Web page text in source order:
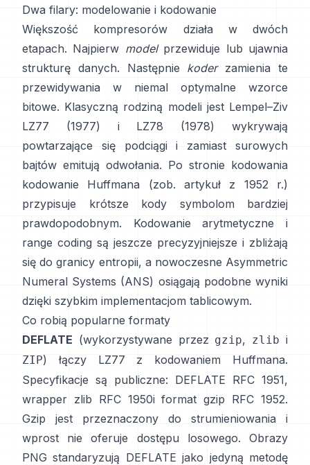
Dwa filary: modelowanie i kodowanie
Większość kompresorów działa w dwóch
etapach. Najpierw modelprzewiduje lub ujawnia
strukturę danych. Następnie koderzamienia te
przewidywania w niemal optymalne wzorce
bitowe. Klasyczną rodziną modeli jest Lempel–Ziv
LZ77 (1977)
i LZ78 (1978) wykrywają
powtarzające się podciągi i zamiast surowych
bajtów emitują odwołania. Po stronie kodowania
kodowanie Huffmana
(zob. artykuł z 1952 r.)
przypisuje krótsze kody symbolom bardziej
prawdopodobnym.
Kodowanie arytmetyczne
i
range coding są jeszcze precyzyjniejsze i zbliżają
się do granicy entropii, a nowoczesne Asymmetric
Numeral Systems (ANS) osiągają podobne wyniki
dzięki szybkim implementacjom tablicowym.
Co robią popularne formaty
DEFLATE (wykorzystywane przez gzip, zlib i
ZIP) łączy LZ77 z kodowaniem Huffmana.
Specyfikacje są publiczne: DEFLATE RFC 1951,
wrapper zlib RFC 1950i format gzip RFC 1952.
Gzip jest przeznaczony do strumieniowania i
wprost nie oferuje dostępu losowego. Obrazy
PNG standaryzują DEFLATE jako jedyną metodę